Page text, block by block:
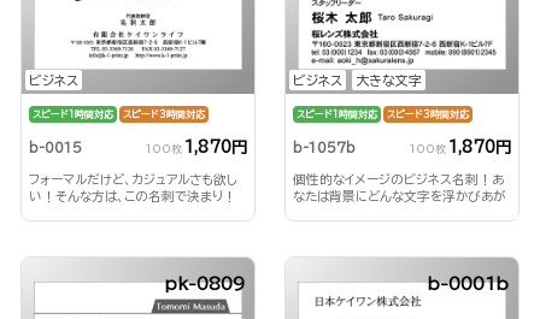
ビジネス
スピード1時間対応 スピード3時間対応
b-0015 100枚 1,870円
フォーマルだけど、カジュアルさも欲し
い！そんな方は、この名刺で決まり！
ビジネス 大きな文字
スピード1時間対応 スピード3時間対応
b-1057b 100枚 1,870円
個性的なイメージのビジネス名刺！あ
なたは背景にどんな文字を浮かびあが
pk-0809 b-0001b